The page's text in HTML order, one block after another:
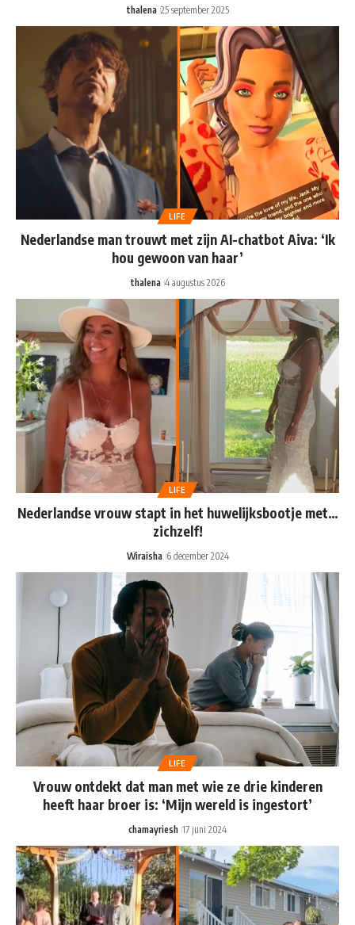
thalena 25 september 2025
LIFE
Nederlandse man trouwt met zijn AI-chatbot Aiva: ‘Ik
hou gewoon van haar’
thalena 4 augustus 2026
LIFE
Nederlandse vrouw stapt in het huwelijksbootje met…
zichzelf!
Wiraisha 6 december 2024
LIFE
Vrouw ontdekt dat man met wie ze drie kinderen
heeft haar broer is: ‘Mijn wereld is ingestort’
chamayriesh 17 juni 2024